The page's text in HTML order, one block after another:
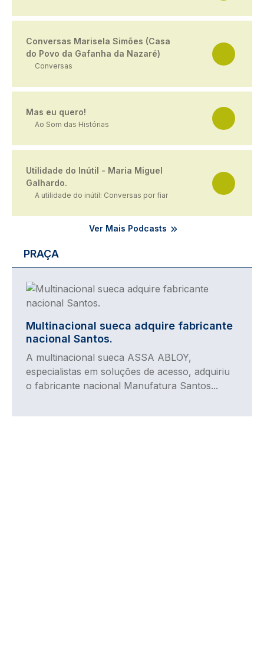
Conversas Marisela Simões (Casa
do Povo da Gafanha da Nazaré)
Conversas
Mas eu quero!
Ao Som das Histórias
Utilidade do Inútil - Maria Miguel
Galhardo.
A utilidade do inútil: Conversas por fiar
Ver Mais Podcasts
PRAÇA
Imagem
Multinacional sueca adquire fabricante
nacional Santos.
A multinacional sueca ASSA ABLOY,
especialistas em soluções de acesso, adquiriu
o fabricante nacional Manufatura Santos...